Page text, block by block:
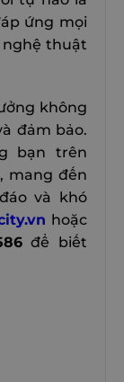
ứng mọi
nghệ thuật
không
đảm bảo.
bạn trên
mang đến
và khó
hoặc
để biết